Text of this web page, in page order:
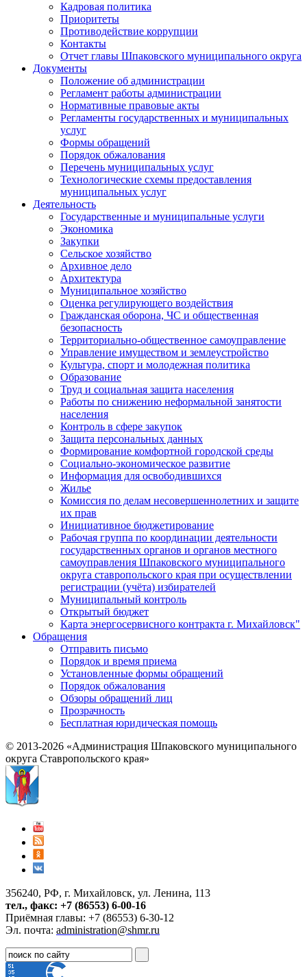
Кадровая политика
Приоритеты
Противодействие коррупции
Контакты
Отчет главы Шпаковского муниципального округа
Документы
Положение об администрации
Регламент работы администрации
Нормативные правовые акты
Регламенты государственных и муниципальных
услуг
Формы обращений
Порядок обжалования
Перечень муниципальных услуг
Технологические схемы предоставления
муниципальных услуг
Деятельность
Государственные и муниципальные услуги
Экономика
Закупки
Сельское хозяйство
Архивное дело
Архитектура
Муниципальное хозяйство
Оценка регулирующего воздействия
Гражданская оборона, ЧС и общественная
безопасность
Территориально-общественное самоуправление
Управление имуществом и землеустройство
Культура, спорт и молодежная политика
Образование
Труд и социальная защита населения
Работы по снижению неформальной занятости
населения
Контроль в сфере закупок
Защита персональных данных
Формирование комфортной городской среды
Социально-экономическое развитие
Информация для освободившихся
Жилье
Комиссия по делам несовершеннолетних и защите
их прав
Инициативное бюджетирование
Рабочая группа по координации деятельности
государственных органов и органов местного
самоуправления Шпаковского муниципального
округа ставропольского края при осуществлении
регистрации (учёта) избирателей
Муниципальный контроль
Открытый бюджет
Карта энергосервисного контракта г. Михайловск"
Обращения
Отправить письмо
Порядок и время приема
Установленные формы обращений
Порядок обжалования
Обзоры обращений лиц
Прозрачность
Бесплатная юридическая помощь
© 2013-2026 «Администрация Шпаковского муниципального
округа Ставропольского края»
356240, РФ, г. Михайловск, ул. Ленина, 113
тел., факс: +7 (86553) 6-00-16
Приёмная главы: +7 (86553) 6-30-12
Эл. почта: administration@shmr.ru